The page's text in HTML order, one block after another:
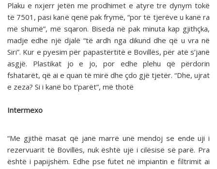
Plaku e nxjerr jetën me prodhimet e atyre tre dynym tokë
të 7501, pasi kanë qenë pak frymë, “por të tjerëve u kanë ra
më shumë”, më sqaron. Biseda në pak minuta kap gjithçka,
madje edhe një djalë “të ardh nga dikund dhe që u vra në
Siri”. Kur e pyesim për papastërtitë e Bovillës, për atë s’janë
asgjë. Plastikat jo e jo, por edhe plehu që përdorin
fshatarët, që ai e quan të mirë dhe çdo gjë tjetër. “Dhe, ujrat
e zeza? Si i kanë bo t’parët”, më thotë
Intermexo
“Me gjithë masat që janë marrë unë mendoj se ende uji i
rezervuarit të Bovillës, nuk është ujë i cilësisë së parë. Pra
është i papijshëm. Edhe pse futet në impiantin e filtrimit ai